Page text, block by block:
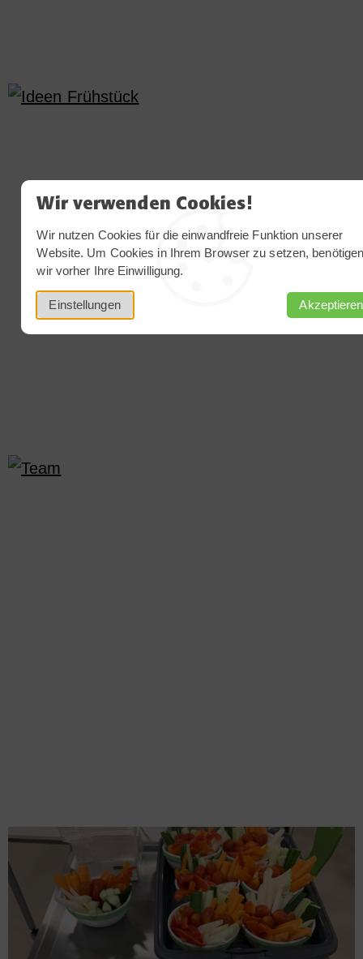
Wir verwenden Cookies!
Wir nutzen Cookies für die einwandfreie Funktion unserer
Website. Um Cookies in Ihrem Browser zu setzen,
wir vorher Ihre Einwilligung.
Einstellungen Akzeptieren